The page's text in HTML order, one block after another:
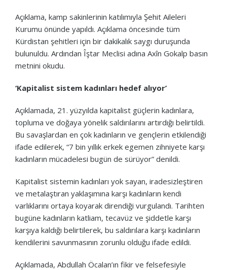
Açıklama, kamp sakinlerinin katılımıyla Şehit Aileleri
Kurumu önünde yapıldı. Açıklama öncesinde tüm
Kürdistan şehitleri için bir dakikalık saygı duruşunda
bulunuldu. Ardından Îştar Meclisi adına Axîn Gokalp basın
metnini okudu.
‘Kapitalist sistem kadınları hedef alıyor’
Açıklamada, 21. yüzyılda kapitalist güçlerin kadınlara,
topluma ve doğaya yönelik saldırılarını artırdığı belirtildi.
Bu savaşlardan en çok kadınların ve gençlerin etkilendiği
ifade edilerek, “7 bin yıllık erkek egemen zihniyete karşı
kadınların mücadelesi bugün de sürüyor” denildi.
Kapitalist sistemin kadınları yok sayan, iradesizleştiren
ve metalaştıran yaklaşımına karşı kadınların kendi
varlıklarını ortaya koyarak direndiği vurgulandı. Tarihten
bugüne kadınların katliam, tecavüz ve şiddetle karşı
karşıya kaldığı belirtilerek, bu saldırılara karşı kadınların
kendilerini savunmasının zorunlu olduğu ifade edildi.
Açıklamada, Abdullah Öcalan’ın fikir ve felsefesiyle